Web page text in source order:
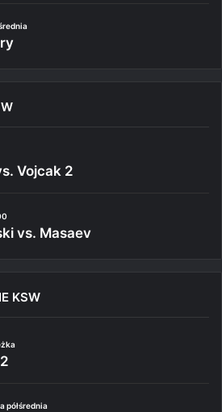
Vojcak 2
vs. Masaev
KSW
półśrednia